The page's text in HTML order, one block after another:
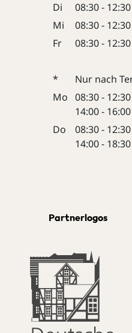
Di
08:30 -
Mi
08:30 -
Fr
08:30 -
*
Nur nach
Mo 08:30 -
14:00 -
Do
08:30 -
14:00 -
Partnerlogos